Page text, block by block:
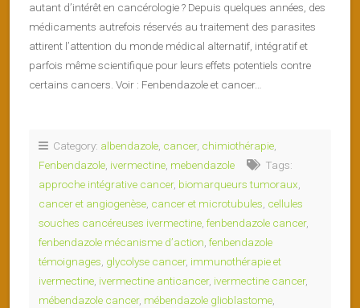
autant d’intérêt en cancérologie ? Depuis quelques années, des
médicaments autrefois réservés au traitement des parasites
attirent l’attention du monde médical alternatif, intégratif et
parfois même scientifique pour leurs effets potentiels contre
certains cancers. Voir : Fenbendazole et cancer…
Category: albendazole cancer, chimiothérapie
Fenbendazole ivermectine mebendazole
Tags:
approche intégrative cancer, biomarqueurs tumoraux
cancer et angiogenèse cancer et microtubules cellules
souches cancéreuses ivermectine fenbendazole cancer,
fenbendazole mécanisme d’action fenbendazole
témoignages glycolyse cancer, immunothérapie et
ivermectine ivermectine anticancer, ivermectine cancer,
mébendazole cancer, mébendazole glioblastome